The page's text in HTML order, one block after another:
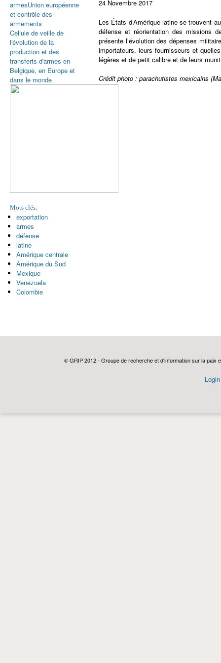
24 Novembre 2017
Les États d’Amérique latine se trouvent
défense et réorientation des missions
présente l’évolution des dépenses
importateurs, leurs fournisseurs et
légères et de petit calibre et de leurs
Crédit photo : parachutistes mexicains
armesUnion européenne
et contrôle des
armements
Cellule de veille de
l'évolution de la
production et des
transferts d'armes en
Belgique, en Europe et
dans le monde
Mots clés:
exportation
armes
défense
latine
Amérique centrale
Amérique du Sud
Mexique
Venezuela
Colombie
© GRIP 2012 - Groupe de recherche et d'information sur la paix
Login